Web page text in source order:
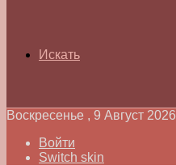
Искать
Воскресенье , 9 Август 2026
Войти
Switch skin